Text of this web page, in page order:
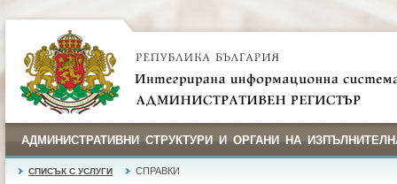
АДМИНИСТРАТИВНИ СТРУКТУРИ И ОРГАНИ НА
СПИСЪК С УСЛУГИ СПРАВКИ